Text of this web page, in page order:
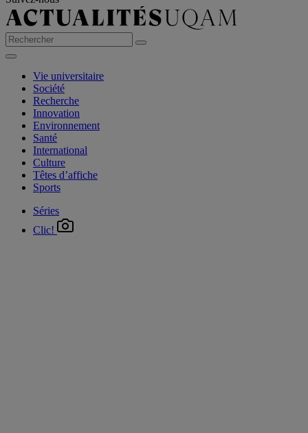
Vie universitaire
Société
Recherche
Innovation
Environnement
Santé
International
Culture
Têtes d’affiche
Sports
Séries
Clic!